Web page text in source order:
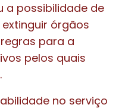
a possibilidade de
órgãos
para a
pelos quais
no serviço